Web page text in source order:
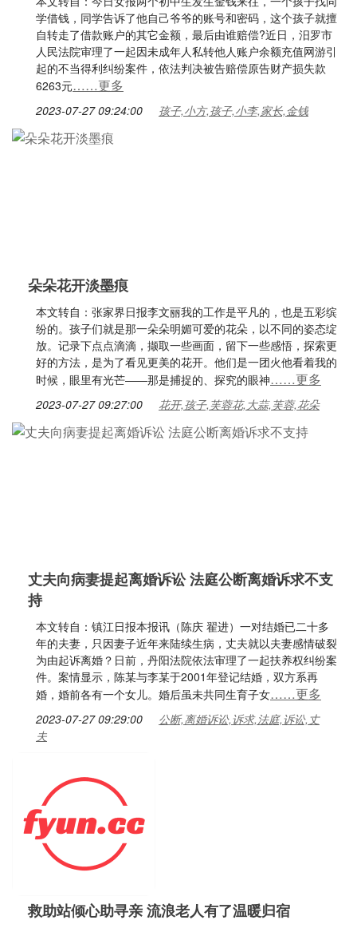
学借钱，同学告诉了他自己爷爷的账号和密码，这个孩子就擅
自转走了借款账户的其它金额，最后由谁赔偿?近日，汨罗市
人民法院审理了一起因未成年人私转他人账户余额充值网游引
起的不当得利纠纷案件，依法判决被告赔偿原告财产损失款
6263元……更多
2023-07-27 09:24:00 孩子,小方,孩子,小李,家长,金钱
朵朵花开淡墨痕
本文转自：张家界日报李文丽我的工作是平凡的，也是五彩缤
纷的。孩子们就是那一朵朵明媚可爱的花朵，以不同的姿态绽
放。记录下点点滴滴，撷取一些画面，留下一些感悟，探索更
好的方法，是为了看见更美的花开。他们是一团火他看着我的
时候，眼里有光芒——那是捕捉的、探究的眼神……更多
2023-07-27 09:27:00 花开,孩子,芙蓉花,大蒜,芙蓉,花朵
丈夫向病妻提起离婚诉讼 法庭公断离婚诉求不支
持
本文转自：镇江日报本报讯（陈庆 翟进）一对结婚已二十多
年的夫妻，只因妻子近年来陆续生病，丈夫就以夫妻感情破裂
为由起诉离婚？日前，丹阳法院依法审理了一起扶养权纠纷案
件。案情显示，陈某与李某于2001年登记结婚，双方系再
婚，婚前各有一个女儿。婚后虽未共同生育子女……更多
2023-07-27 09:29:00
公断,离婚诉讼,诉求,法庭,诉讼,丈
夫
救助站倾心助寻亲 流浪老人有了温暖归宿